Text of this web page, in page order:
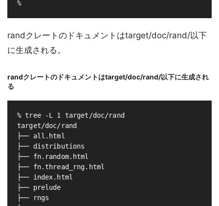
randクレートのドキュメントはtarget/doc/rand/以下
に生成される。
randクレートのドキュメントはtarget/doc/rand/以下に生成され
る
% tree -L 1 target/doc/rand
target/doc/rand
├── all.html
├── distributions
├── fn.random.html
├── fn.thread_rng.html
├── index.html
├── prelude
├── rngs